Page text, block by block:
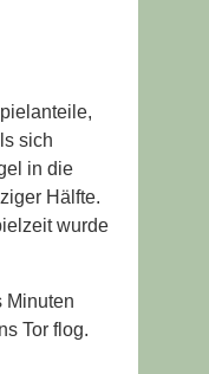
sich
in die
Hälfte.
wurde
Minuten
Tor flog.